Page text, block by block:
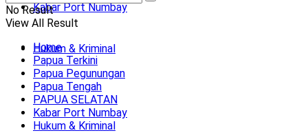
Kabar Port Numbay
Hukum & Kriminal
No Result
View All Result
Home
Papua Terkini
Papua Pegunungan
Papua Tengah
PAPUA SELATAN
Kabar Port Numbay
Hukum & Kriminal